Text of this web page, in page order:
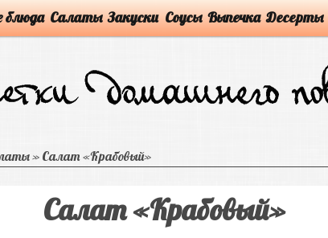
блюда Салаты Закуски Соусы Выпечка Десерты
» Салат «Крабовый»
Салат «Крабовый»